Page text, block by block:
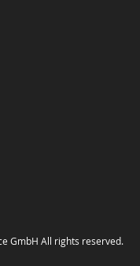
GmbH All rights reserved.